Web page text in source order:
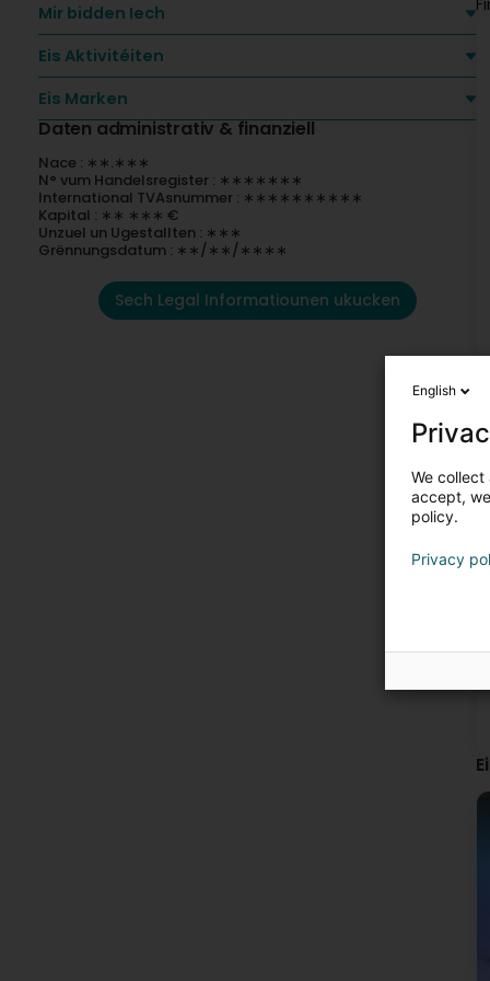
Mir bidden Iech
Eis Aktivitéiten
Eis Marken
Daten administrativ & finanziell
Nace : ∗∗.∗∗∗
N° vum Handelsregister : ∗∗∗∗∗∗∗
International TVAsnummer : ∗∗∗∗∗∗∗∗∗∗
Kapital : ∗∗ ∗∗∗ €
Unzuel un Ugestallten : ∗∗∗
Grënnungsdatum : ∗∗/∗∗/∗∗∗∗
Sech Legal Informatiounen ukucken
English
We
accept,
policy.
Privacy